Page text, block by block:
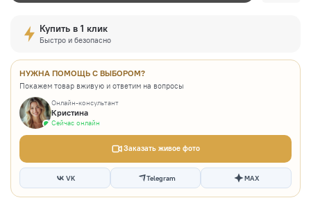
Купить в 1 клик
Быстро и безопасно
НУЖНА ПОМОЩЬ С ВЫБОРОМ?
Покажем товар вживую и ответим на вопросы
Онлайн-консультант
Кристина
Сейчас онлайн
Заказать живое фото
VK Telegram MAX